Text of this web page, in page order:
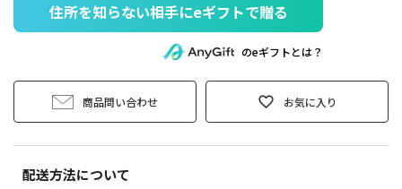
住所を知らない相手にeギフトで贈る
のeギフトとは？
商品問い合わせ お気に入り
配送方法について